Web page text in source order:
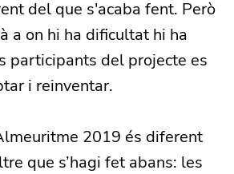
del que s'acaba fent. Però
a on hi ha dificultat hi ha
participants del projecte es
i reinventar.
2019 és diferent
que s’hagi fet abans: les